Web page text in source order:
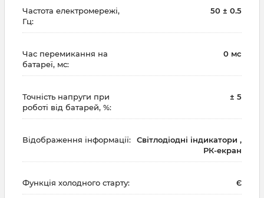
Частота електромережі,
Гц:
50 ± 0.5
Час перемикання на
батареї, мс:
0 мс
Точність напруги при
роботі від батарей, %:
± 5
Відображення інформації:
Світлодіодні індикатори ,
РК-екран
Функція холодного старту: Є